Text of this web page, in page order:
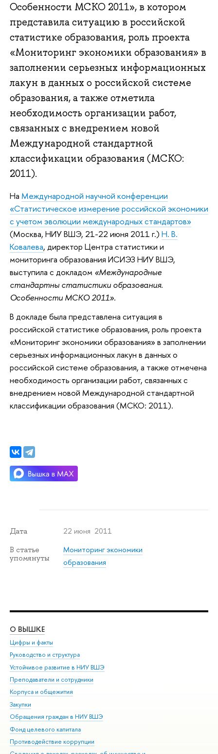
Особенности МСКО 2011», в котором
представила ситуацию в российской
статистике образования, роль проекта
«Мониторинг экономики образования» в
заполнении серьезных информационных
лакун в данных о российской системе
образования, а также отметила
необходимость организации работ,
связанных с внедрением новой
Международной стандартной
классификации образования (МСКО:
2011).
На Международной научной конференции
«Статистическое измерение российской экономики
с учетом эволюции международных стандартов»
(Москва, НИУ ВШЭ, 21-22 июня 2011 г.) Н. В.
Ковалева, директор Центра статистики и
мониторинга образования ИСИЭЗ НИУ ВШЭ,
выступила с докладом «Международные
стандартны статистики образования.
Особенности МСКО 2011».
В докладе была представлена ситуация в
российской статистике образования, роль проекта
«Мониторинг экономики образования» в заполнении
серьезных информационных лакун в данных о
российской системе образования, а также отмечена
необходимость организации работ, связанных с
внедрением новой Международной стандартной
классификации образования (МСКО: 2011).
Дата 22 июня 2011
В статье
упомянуты
Мониторинг экономики
образования
О ВЫШКЕ
Цифры и факты
Руководство и структура
Устойчивое развитие в НИУ ВШЭ
Преподаватели и сотрудники
Корпуса и общежития
Закупки
Обращения граждан в НИУ ВШЭ
Фонд целевого капитала
Противодействие коррупции